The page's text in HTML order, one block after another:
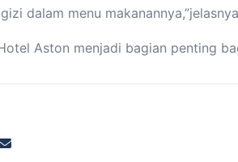
dalam menu
Aston menjadi bagian penting